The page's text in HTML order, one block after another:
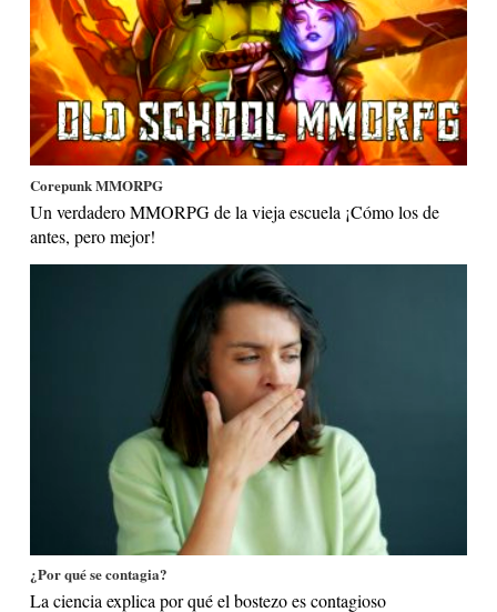
Corepunk MMORPG
Un verdadero MMORPG de la vieja escuela ¡Cómo los de
antes, pero mejor!
¿Por qué se contagia?
La ciencia explica por qué el bostezo es contagioso